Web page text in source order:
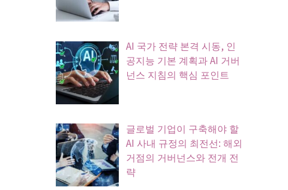
AI 국가 전략 본격 시동, 인
공지능 기본 계획과 AI 거버
넌스 지침의 핵심 포인트
글로벌 기업이 구축해야 할
AI 사내 규정의 최전선: 해외
거점의 거버넌스와 전개 전
략